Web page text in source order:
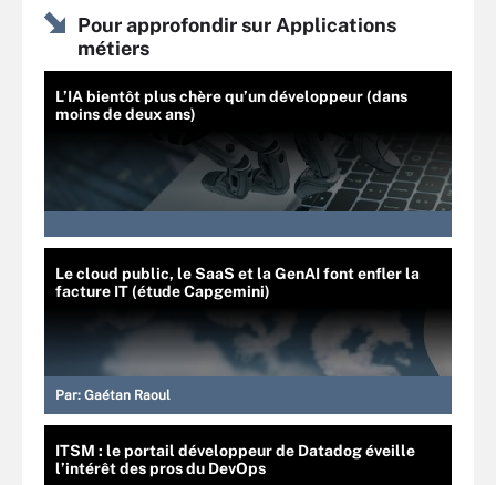
Pour approfondir sur Applications
métiers
L’IA bientôt plus chère qu’un développeur (dans
moins de deux ans)
Le cloud public, le SaaS et la GenAI font enfler la
facture IT (étude Capgemini)
Par: Gaétan Raoul
ITSM : le portail développeur de Datadog éveille
l’intérêt des pros du DevOps